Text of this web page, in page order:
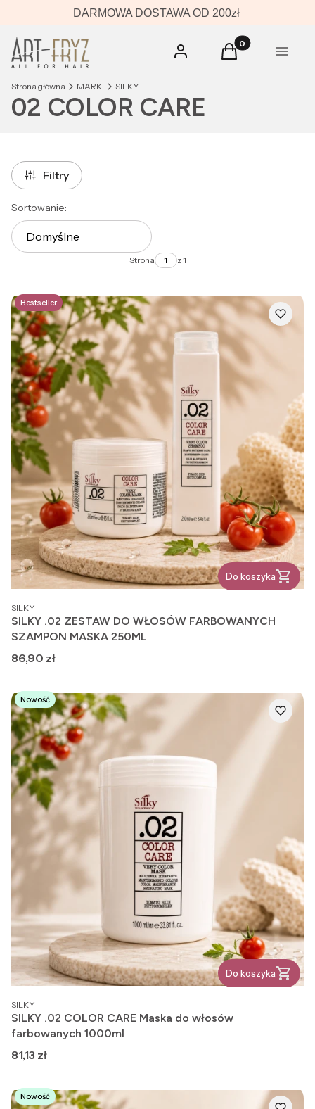
DARMOWA DOSTAWA OD 200zł
Zaloguj się Produkty w
Koszyk Menu
Strona główna MARKI SILKY
02 COLOR CARE
Filtry
Lista produktów
Sortowanie:
Domyślne
Strona z 1
Bestseller
Do koszyka
PRODUCENT
SILKY
SILKY .02 ZESTAW DO WŁOSÓW FARBOWANYCH
SZAMPON MASKA 250ML
Cena
86,90 zł
Nowość
Do koszyka
PRODUCENT
SILKY
SILKY .02 COLOR CARE Maska do włosów
farbowanych 1000ml
Cena
81,13 zł
Nowość